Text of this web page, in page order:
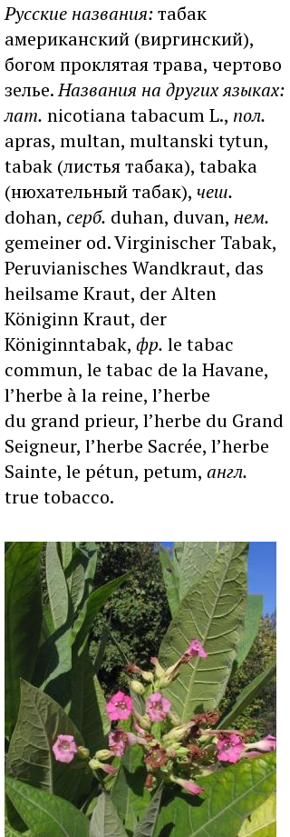
Русские названия:табак
американский (виргинский),
богом проклятая трава, чертово
зелье.Названия на других языках:
лат. nicotiana tabacum L., пол.
apras, multan, multanski tytun,
tabak (листья табака), tabaka
(нюхательный табак), чеш.
dohan, серб. duhan, duvan, нем.
gemeiner od. Virginischer Tabak,
Peruvianisches Wandkraut, das
heilsame Kraut, der Alten
Königinn Kraut, der
Königinntabak, фр. le tabac
commun, le tabac de la Havane,
lʼherbe à la reine, lʼherbe
du grand prieur, lʼherbe du Grand
Seigneur, lʼherbe Sacrée, lʼherbe
Sainte, le pétun, petum, англ.
true tobacco.